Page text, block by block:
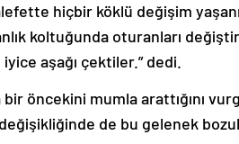
hiçbir köklü değişim
koltuğunda oturanları
aşağı çektiler.” dedi.
öncekini mumla arattığını
de bu gelenek